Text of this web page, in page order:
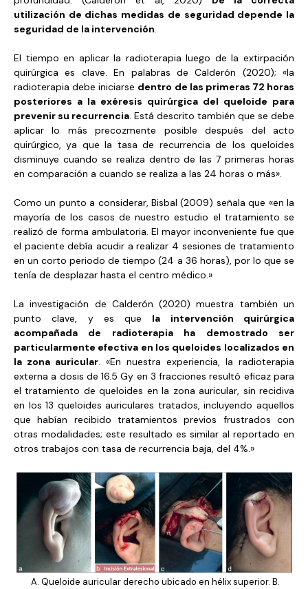
utilización de dichas medidas de seguridad depende la
seguridad de la intervención.
El tiempo en aplicar la radioterapia luego de la extirpación
quirúrgica es clave. En palabras de Calderón (2020); «la
radioterapia debe iniciarse dentro de las primeras 72 horas
posteriores a la exéresis quirúrgica del queloide para
prevenir su recurrencia. Está descrito también que se debe
aplicar lo más precozmente posible después del acto
quirúrgico, ya que la tasa de recurrencia de los queloides
disminuye cuando se realiza dentro de las 7 primeras horas
en comparación a cuando se realiza a las 24 horas o más».
Como un punto a considerar, Bisbal (2009) señala que «en la
mayoría de los casos de nuestro estudio el tratamiento se
realizó de forma ambulatoria. El mayor inconveniente fue que
el paciente debía acudir a realizar 4 sesiones de tratamiento
en un corto periodo de tiempo (24 a 36 horas), por lo que se
tenía de desplazar hasta el centro médico.»
La investigación de Calderón (2020) muestra también un
punto clave, y es que la intervención quirúrgica
acompañada de radioterapia ha demostrado ser
particularmente efectiva en los queloides localizados en
la zona auricular. «En nuestra experiencia, la radioterapia
externa a dosis de 16.5 Gy en 3 fracciones resultó eficaz para
el tratamiento de queloides en la zona auricular, sin recidiva
en los 13 queloides auriculares tratados, incluyendo aquellos
que habían recibido tratamientos previos frustrados con
otras modalidades; este resultado es similar al reportado en
otros trabajos con tasa de recurrencia baja, del 4%.»
A. Queloide auricular derecho ubicado en hélix superior. B.